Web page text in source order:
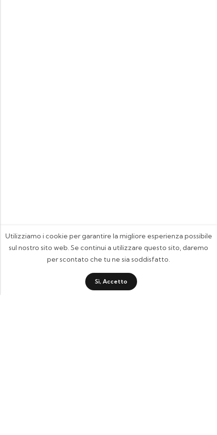
Utilizziamo i cookie per garantire la migliore esperienza possibile
sul nostro sito web. Se continui a utilizzare questo sito, daremo
per scontato che tu ne sia soddisfatto.
Sì, Accetto